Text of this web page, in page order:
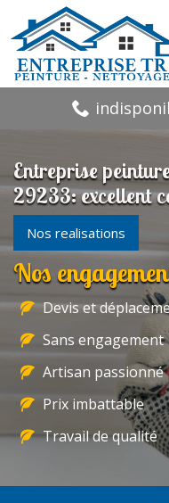
Entreprise
29233: excellent
Nos realisations
Nos
Devis et
Sans engagement
Artisan passionné
Prix imbattable
Travail de qualité